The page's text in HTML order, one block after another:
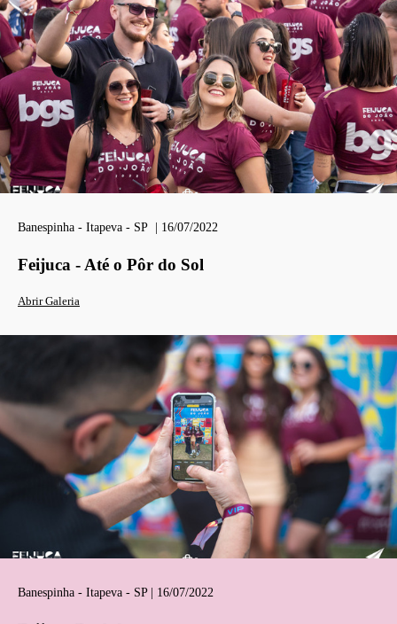
Banespinha - Itapeva - SP | 16/07/2022
Feijuca - Até o Pôr do Sol
Abrir Galeria
Banespinha - Itapeva - SP | 16/07/2022